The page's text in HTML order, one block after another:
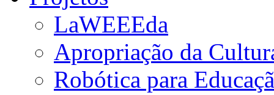
LaWEEEda
Apropriação da
Robótica para